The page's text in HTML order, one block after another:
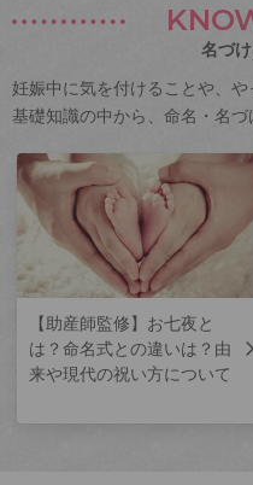
名づ
妊娠中に気を付けることや、
基礎知識の中から、命名・名づ
【助産師監修】お七夜と
は？命名式との違いは？由
来や現代の祝い方について